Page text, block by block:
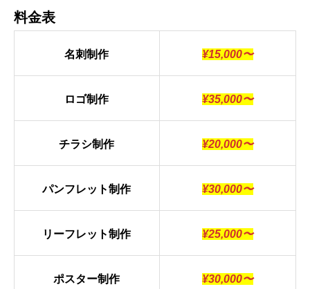
料金表
名刺制作 ¥15,000〜
ロゴ制作 ¥35,000〜
チラシ制作 ¥20,000〜
パンフレット制作 ¥30,000〜
リーフレット制作 ¥25,000〜
ポスター制作 ¥30,000〜